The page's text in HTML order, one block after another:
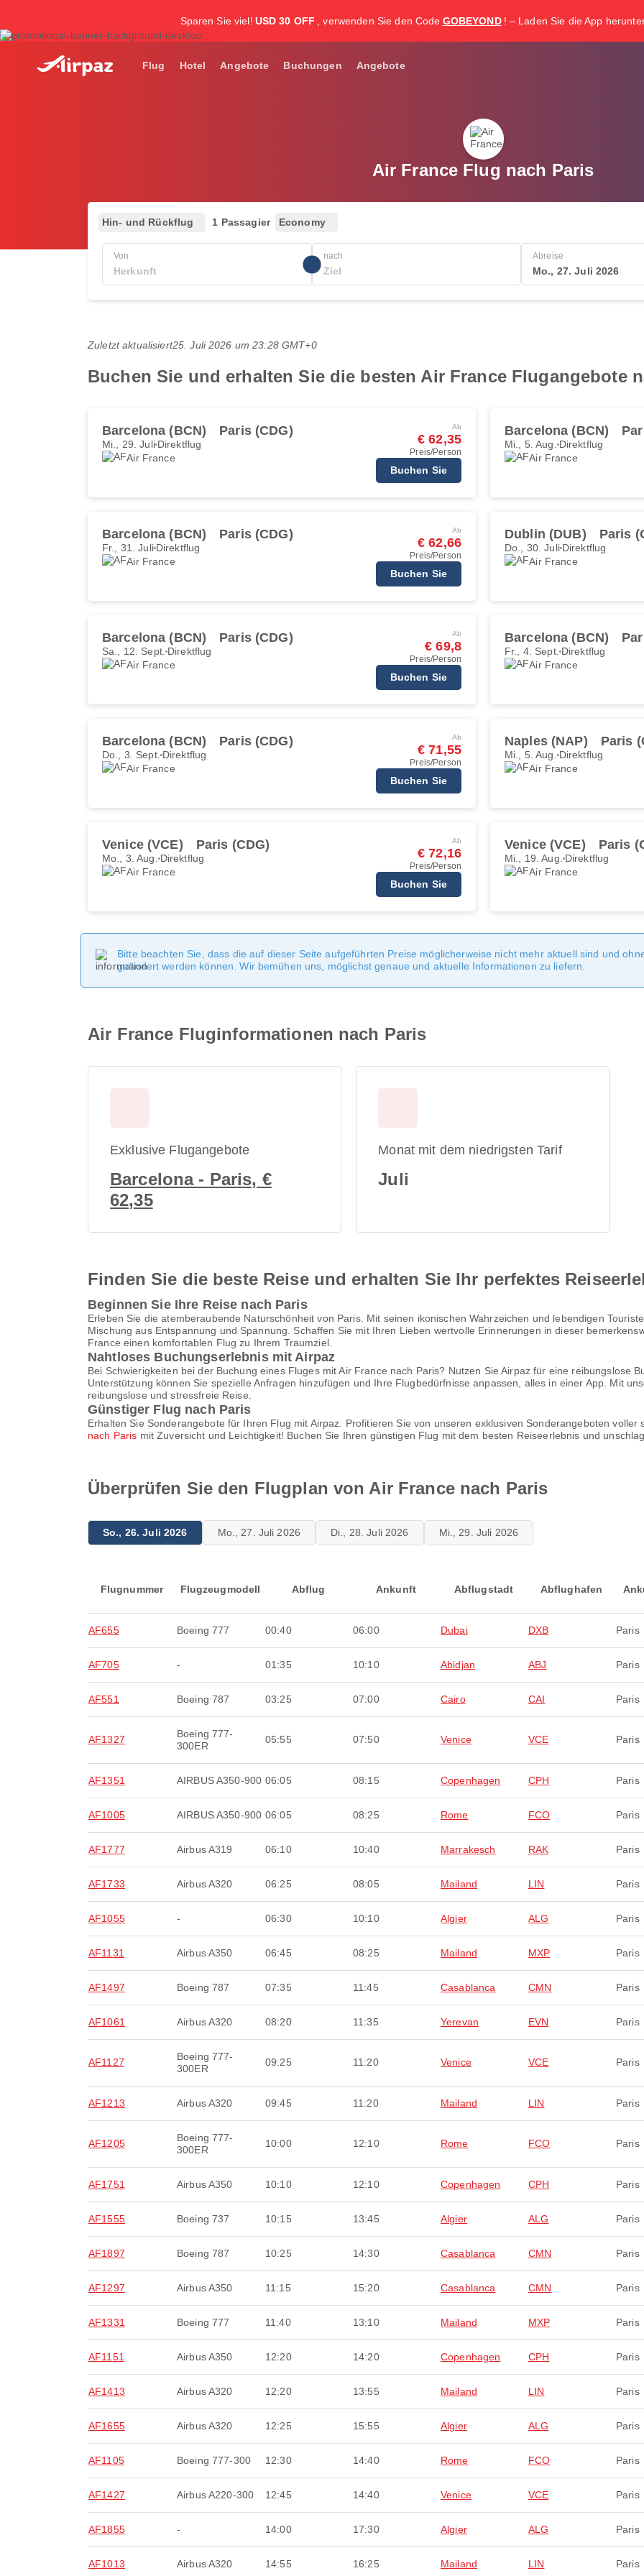
Sparen Sie viel! USD 30 OFF , verwenden Sie den Code GOBEYOND ! – Laden Sie die App
Flug Hotel Angebote Buchungen Angebote
Air France Flug nach Paris
Hin- und Rückflug 1 Passagier Economy
Von nach Abreise
Mo., 27. Juli 2026
Zuletzt aktualisiert25. Juli 2026 um 23:28 GMT+0
Buchen Sie und erhalten Sie die besten Air France Flugangebote
Barcelona (BCN) Paris (CDG)
Mi., 29. JuliDirektflug
Air France
Ab
€ 62,35
Preis/Person
Buchen Sie
Barcelona (BCN)
Mi., 5. Aug. Direktflug
Air France
Barcelona (BCN) Paris (CDG)
Fr., 31. JuliDirektflug
Air France
Ab
€ 62,66
Preis/Person
Buchen Sie
Dublin (DUB) Paris
Do., 30. JuliDirektflug
Air France
Barcelona (BCN) Paris (CDG)
Sa., 12. Sept. Direktflug
Air France
Ab
€ 69,8
Preis/Person
Buchen Sie
Barcelona (BCN)
Fr., 4. Sept. Direktflug
Air France
Barcelona (BCN) Paris (CDG)
Do., 3. Sept. Direktflug
Air France
Ab
€ 71,55
Preis/Person
Buchen Sie
Naples (NAP) Paris
Mi., 5. Aug. Direktflug
Air France
Venice (VCE) Paris (CDG)
Mo., 3. Aug. Direktflug
Air France
Ab
€ 72,16
Preis/Person
Buchen Sie
Venice (VCE) Paris
Mi., 19. Aug. Direktflug
Air France
Bitte beachten Sie, dass die auf dieser Seite aufgeführten Preise möglicherweise nicht mehr aktuell sind und
geändert werden können. Wir bemühen uns, möglichst genaue und aktuelle Informationen zu liefern.
Air France Fluginformationen nach Paris
Exklusive Flugangebote
Barcelona - Paris, €
62,35
Monat mit dem niedrigsten Tarif
Juli
Finden Sie die beste Reise und erhalten Sie Ihr perfektes
Beginnen Sie Ihre Reise nach Paris
Erleben Sie die atemberaubende Naturschönheit von Paris. Mit seinen ikonischen Wahrzeichen und lebendigen
Mischung aus Entspannung und Spannung. Schaffen Sie mit Ihren Lieben wertvolle Erinnerungen in dieser
France einen komfortablen Flug zu Ihrem Traumziel.
Nahtloses Buchungserlebnis mit Airpaz
Bei Schwierigkeiten bei der Buchung eines Fluges mit Air France nach Paris? Nutzen Sie Airpaz für eine reibungslose
Unterstützung können Sie spezielle Anfragen hinzufügen und Ihre Flugbedürfnisse anpassen, alles in einer App. Mit
reibungslose und stressfreie Reise.
Günstiger Flug nach Paris
Erhalten Sie Sonderangebote für Ihren Flug mit Airpaz. Profitieren Sie von unseren exklusiven Sonderangeboten
nach Paris mit Zuversicht und Leichtigkeit! Buchen Sie Ihren günstigen Flug mit dem besten Reiseerlebnis und
Überprüfen Sie den Flugplan von Air France nach Paris
So., 26. Juli 2026 Mo., 27. Juli 2026 Di., 28. Juli 2026 Mi., 29. Juli 2026
Flugnummer Flugzeugmodell Abflug Ankunft Abflugstadt Abflughafen
AF655 Boeing 777 00:40 06:00 Dubai DXB Paris
AF705 - 01:35 10:10 Abidjan ABJ Paris
AF551 Boeing 787 03:25 07:00 Cairo CAI Paris
AF1327
Boeing 777-
300ER
05:55 07:50 Venice VCE Paris
AF1351 AIRBUS A350-900 06:05 08:15 Copenhagen CPH Paris
AF1005 AIRBUS A350-900 06:05 08:25 Rome FCO Paris
AF1777 Airbus A319 06:10 10:40 Marrakesch RAK Paris
AF1733 Airbus A320 06:25 08:05 Mailand LIN Paris
AF1055 - 06:30 10:10 Algier ALG Paris
AF1131 Airbus A350 06:45 08:25 Mailand MXP Paris
AF1497 Boeing 787 07:35 11:45 Casablanca CMN Paris
AF1061 Airbus A320 08:20 11:35 Yerevan EVN Paris
AF1127
Boeing 777-
300ER
09:25 11:20 Venice VCE Paris
AF1213 Airbus A320 09:45 11:20 Mailand LIN Paris
AF1205
Boeing 777-
300ER
10:00 12:10 Rome FCO Paris
AF1751 Airbus A350 10:10 12:10 Copenhagen CPH Paris
AF1555 Boeing 737 10:15 13:45 Algier ALG Paris
AF1897 Boeing 787 10:25 14:30 Casablanca CMN Paris
AF1297 Airbus A350 11:15 15:20 Casablanca CMN Paris
AF1331 Boeing 777 11:40 13:10 Mailand MXP Paris
AF1151 Airbus A350 12:20 14:20 Copenhagen CPH Paris
AF1413 Airbus A320 12:20 13:55 Mailand LIN Paris
AF1655 Airbus A320 12:25 15:55 Algier ALG Paris
AF1105 Boeing 777-300 12:30 14:40 Rome FCO Paris
AF1427 Airbus A220-300 12:45 14:40 Venice VCE Paris
AF1855 - 14:00 17:30 Algier ALG Paris
AF1013 Airbus A320 14:55 16:25 Mailand LIN Paris